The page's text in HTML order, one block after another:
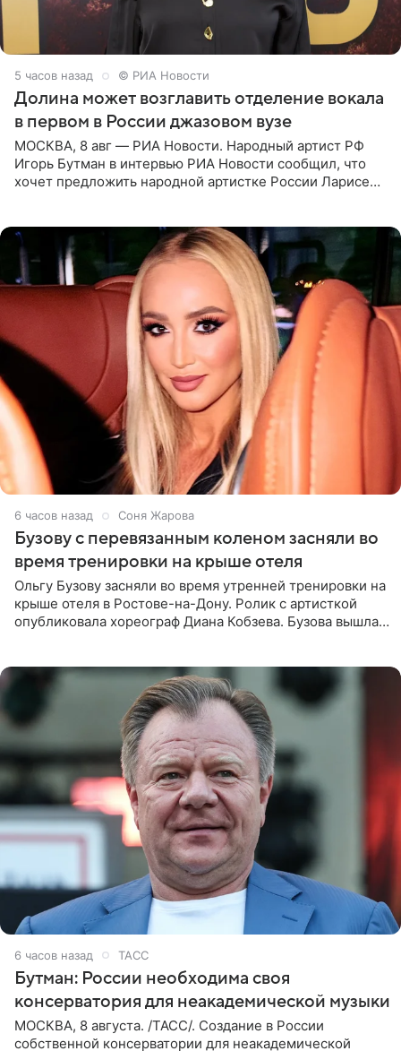
5 часов назад © РИА Новости
Долина может возглавить отделение вокала
в первом в России джазовом вузе
МОСКВА, 8 авг — РИА Новости. Народный артист РФ
Игорь Бутман в интервью РИА Новости сообщил, что
хочет предложить народной артистке России Ларисе
6 часов назад Соня Жарова
Бузову с перевязанным коленом засняли во
время тренировки на крыше отеля
Ольгу Бузову засняли во время утренней тренировки на
крыше отеля в Ростове-на-Дону. Ролик с артисткой
опубликовала хореограф Диана Кобзева. Бузова вышла
6 часов назад ТАСС
Бутман: России необходима своя
консерватория для неакадемической музыки
МОСКВА, 8 августа. /ТАСС/. Создание в России
собственной консерватории для неакадемической